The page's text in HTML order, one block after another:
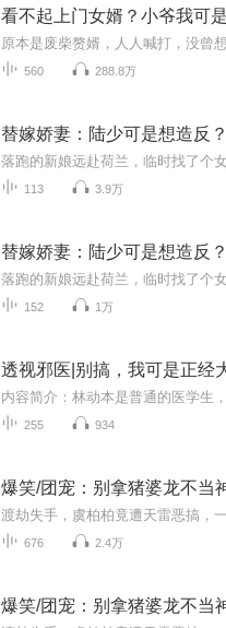
看不起上门女婿？小爷我可
560 288.8万
替嫁娇妻：陆少可是想造反？
113 3.9万
替嫁娇妻：陆少可是想造反？
152 1万
透视邪医|别搞，我可是正经
255 934
爆笑/团宠：别拿猪婆龙不当
676 2.4万
爆笑/团宠：别拿猪婆龙不当